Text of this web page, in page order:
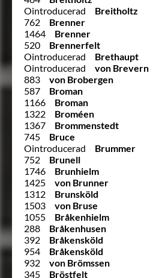
Ointroducerad
Breitholtz
762
Brenner
1464
Brenner
520
Brennerfelt
Ointroducerad
Brethaupt
Ointroducerad
von Brevern
883
von Brobergen
587
Broman
1166
Broman
1322
Broméen
1367
Brommenstedt
745
Bruce
Ointroducerad
Brummer
752
Brunell
1746
Brunhielm
1425
von Brunner
1312
Brunsköld
1503
von Bruse
1055
Bråkenhielm
288
Bråkenhusen
392
Bråkensköld
954
Bråkensköld
932
von Brömssen
345
Bröstfelt